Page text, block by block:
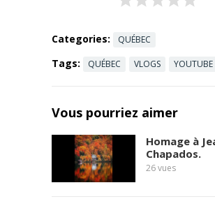
Read
Categories: QUÉBEC
Tags: QUÉBEC VLOGS YOUTUBE
Vous pourriez aimer
Homage à
Chapados.
26vues